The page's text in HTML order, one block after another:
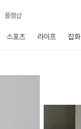
폴햄샵
스포츠 라이프 잡화